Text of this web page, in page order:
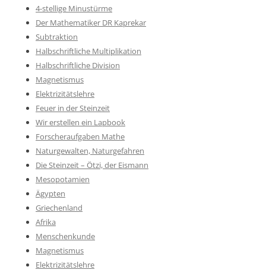
4-stellige Minustürme
Der Mathematiker DR Kaprekar
Subtraktion
Halbschriftliche Multiplikation
Halbschriftliche Division
Magnetismus
Elektrizitätslehre
Feuer in der Steinzeit
Wir erstellen ein Lapbook
Forscheraufgaben Mathe
Naturgewalten, Naturgefahren
Die Steinzeit – Ötzi, der Eismann
Mesopotamien
Ägypten
Griechenland
Afrika
Menschenkunde
Magnetismus
Elektrizitätslehre